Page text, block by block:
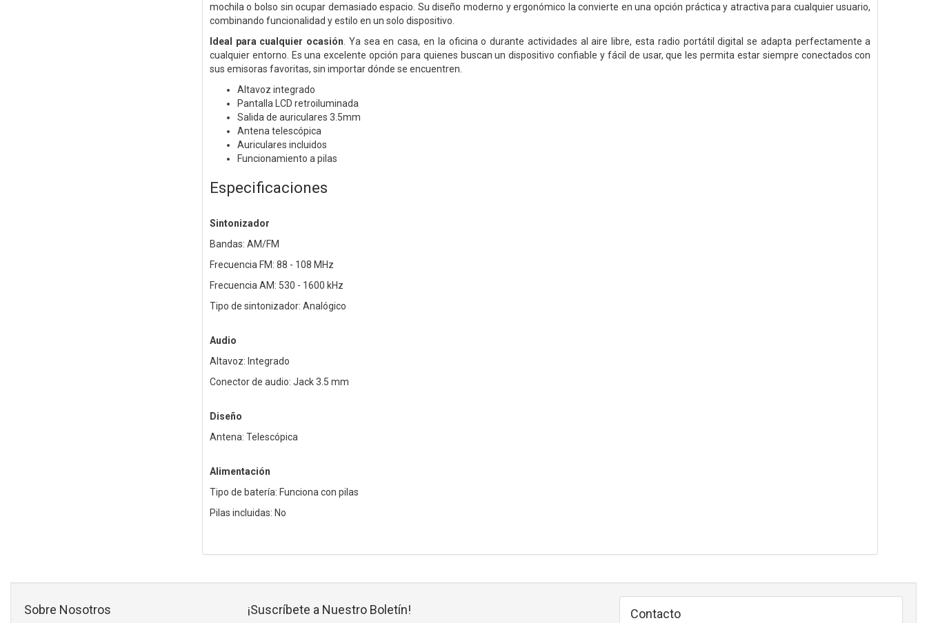
mochila o bolso sin ocupar demasiado espacio. Su diseño moderno y ergonómico la convierte en una opción práctica y atractiva para cualquier usuario,
combinando funcionalidad y estilo en un solo dispositivo.
Ideal para cualquier ocasión. Ya sea en casa, en la oficina o durante actividades al aire libre, esta radio portátil digital se adapta perfectamente a
cualquier entorno. Es una excelente opción para quienes buscan un dispositivo confiable y fácil de usar, que les permita estar siempre conectados con
sus emisoras favoritas, sin importar dónde se encuentren.
Altavoz integrado
Pantalla LCD retroiluminada
Salida de auriculares 3.5mm
Antena telescópica
Auriculares incluidos
Funcionamiento a pilas
Especificaciones
Sintonizador
Bandas: AM/FM
Frecuencia FM: 88 - 108 MHz
Frecuencia AM: 530 - 1600 kHz
Tipo de sintonizador: Analógico
Audio
Altavoz: Integrado
Conector de audio: Jack 3.5 mm
Diseño
Antena: Telescópica
Alimentación
Tipo de batería: Funciona con pilas
Pilas incluidas: No
Sobre Nosotros ¡Suscríbete a Nuestro Boletín! Contacto